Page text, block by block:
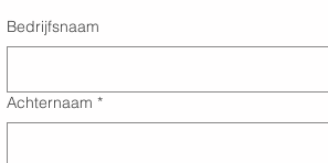
Bedrijfsnaam
Achternaam *